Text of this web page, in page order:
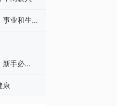
业和生意
新手必
康